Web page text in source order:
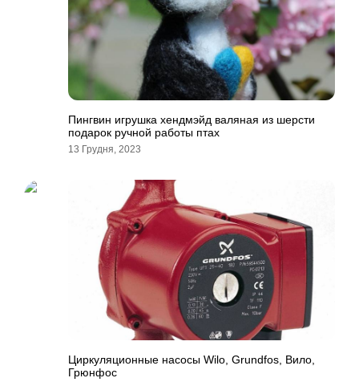
Пингвин игрушка хендмэйд валяная из шерсти
подарок ручной работы птах
13 Грудня, 2023
Циркуляционные насосы Wilo, Grundfos, Вило,
Грюнфос